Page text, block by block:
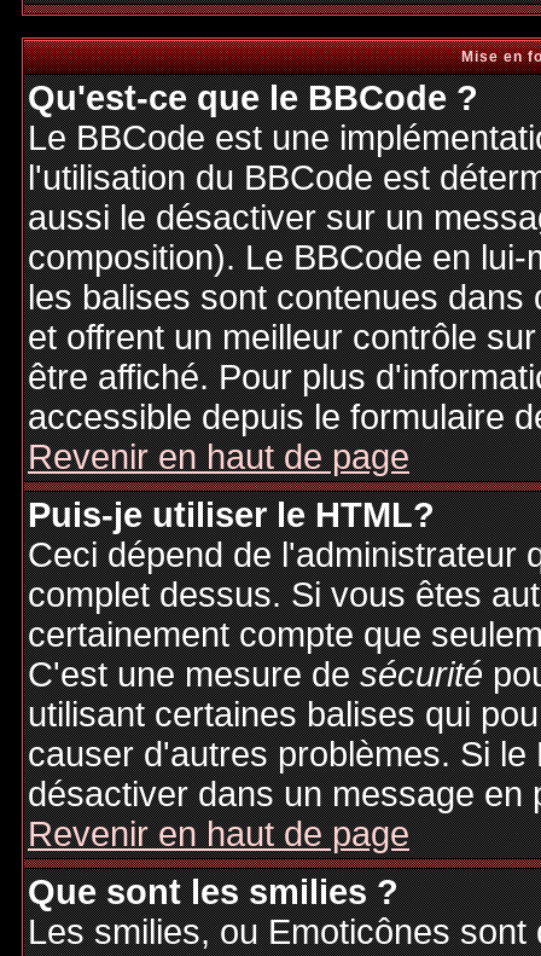
Mise en
Qu'est-ce que le BBCode ?
Le BBCode est une
l'utilisation du BBCode est
aussi le désactiver sur un
composition). Le BBCode en
les balises sont contenues
et offrent un meilleur contrôle
être affiché. Pour plus
accessible depuis le formulaire
Revenir en haut de page
Puis-je utiliser le HTML?
Ceci dépend de l'administrateur
complet dessus. Si vous êtes
certainement compte que
C'est une mesure desécurité
utilisant certaines balises qui
causer d'autres problèmes. Si
désactiver dans un message en
Revenir en haut de page
Que sont les smilies ?
Les smilies, ou Emoticônes